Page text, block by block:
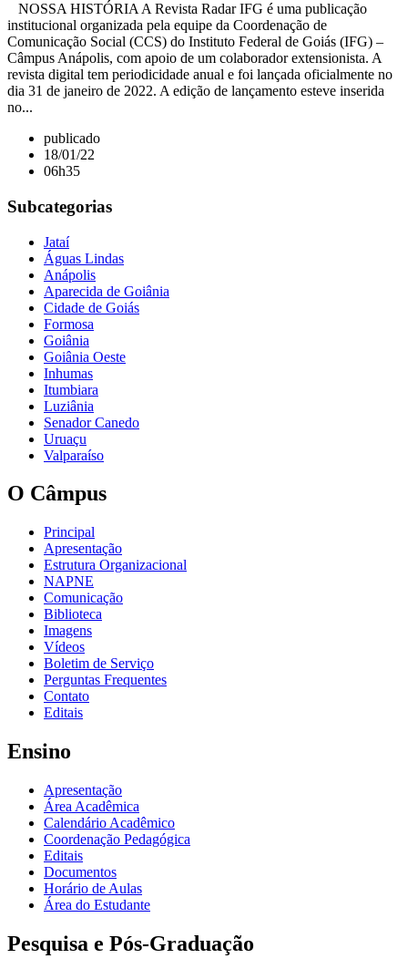
NOSSA HISTÓRIA A Revista Radar IFG é uma publicação
institucional organizada pela equipe da Coordenação de
Comunicação Social (CCS) do Instituto Federal de Goiás (IFG) –
Câmpus Anápolis, com apoio de um colaborador extensionista. A
revista digital tem periodicidade anual e foi lançada oficialmente no
dia 31 de janeiro de 2022. A edição de lançamento esteve inserida
no...
publicado
18/01/22
06h35
Subcategorias
Jataí
Águas Lindas
Anápolis
Aparecida de Goiânia
Cidade de Goiás
Formosa
Goiânia
Goiânia Oeste
Inhumas
Itumbiara
Luziânia
Senador Canedo
Uruaçu
Valparaíso
O Câmpus
Principal
Apresentação
Estrutura Organizacional
NAPNE
Comunicação
Biblioteca
Imagens
Vídeos
Boletim de Serviço
Perguntas Frequentes
Contato
Editais
Ensino
Apresentação
Área Acadêmica
Calendário Acadêmico
Coordenação Pedagógica
Editais
Documentos
Horário de Aulas
Área do Estudante
Pesquisa e Pós-Graduação